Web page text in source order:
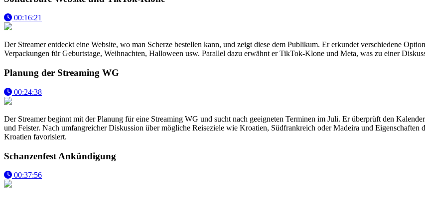
00:16:21
Der Streamer entdeckt eine Website, wo man Scherze bestellen kann, und zeigt diese dem Publikum. Er erkundet verschiedene
Verpackungen für Geburtstage, Weihnachten, Halloween usw. Parallel dazu erwähnt er TikTok-Klone und Meta, was zu einer
Planung der Streaming WG
00:24:38
Der Streamer beginnt mit der Planung für eine Streaming WG und sucht nach geeigneten Terminen im Juli. Er überprüft den
und Feister. Nach umfangreicher Diskussion über mögliche Reiseziele wie Kroatien, Südfrankreich oder Madeira und
Kroatien favorisiert.
Schanzenfest Ankündigung
00:37:56